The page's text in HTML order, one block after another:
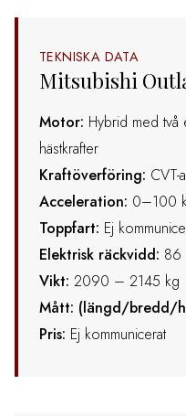
TEKNISKA DATA
Mitsubishi
Motor: Hybrid med två
hästkrafter
Kraftöverföring: CVT-
Acceleration: 0–100
Toppfart: Ej
Elektrisk räckvidd: 86
Vikt: 2090 – 2145 kg
Mått: (längd/bredd/
Pris: Ej kommunicerat